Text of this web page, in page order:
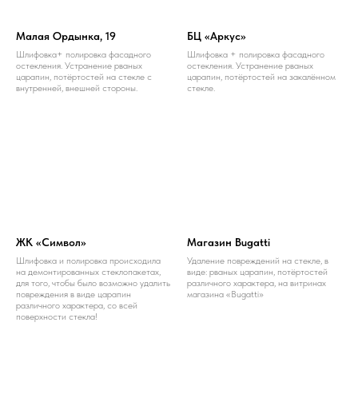
Малая Ордынка, 19
Шлифовка+ полировка фасадного
остекления. Устранение рваных
царапин, потёртостей на стекле с
внутренней, внешней стороны.
БЦ «Аркус»
Шлифовка + полировка фасадного
остекления. Устранение рваных
царапин, потёртостей на закалённом
стекле.
ЖК «Символ»
Шлифовка и полировка происходила
на демонтированных стеклопакетах,
для того, чтобы было возможно удалить
повреждения в виде царапин
различного характера, со всей
поверхности стекла!
Магазин Bugatti
Удаление повреждений на стекле, в
виде: рваных царапин, потёртостей
различного характера, на витринах
магазина «Bugatti»